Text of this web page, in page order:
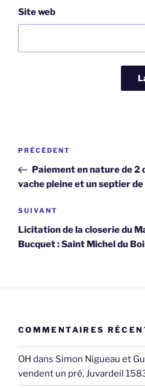
Site web
Navigation
l’article
Article
précédent
PRÉCÉDENT
Paiement en nature de 2
vache pleine et un septier
Article
suivant
SUIVANT
Licitation de la closerie du
Bucquet : Saint Michel du
COMMENTAIRES
OH dans Simon Nigueau et
vendent un pré, Juvardeil